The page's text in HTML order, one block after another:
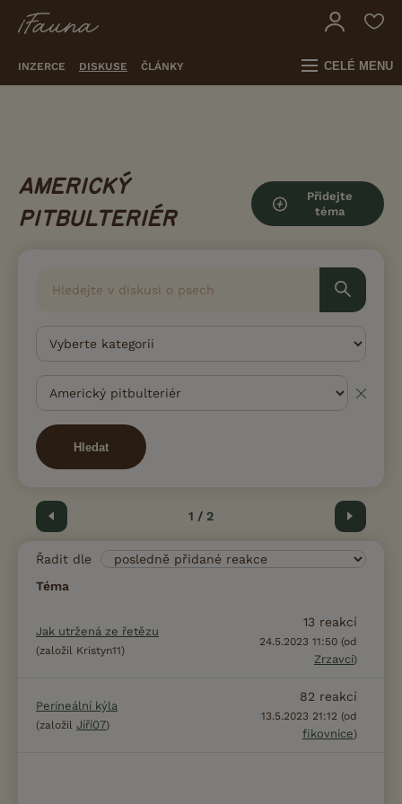
INZERCE DISKUSE ČLÁNKY CELÉ MENU
AMERICKÝ
PITBULTERIÉR
Přidejte
téma
Hledat
Předchozí 1 / 2 Další
Řadit dle
Téma
Jak utržená ze řetězu
(založil Kristyn11)
13 reakcí
24.5.2023 11:50 (od
Zrzavci)
Perineální kýla
(založil Jiří07)
82 reakcí
13.5.2023 21:12 (od
fikovnice)